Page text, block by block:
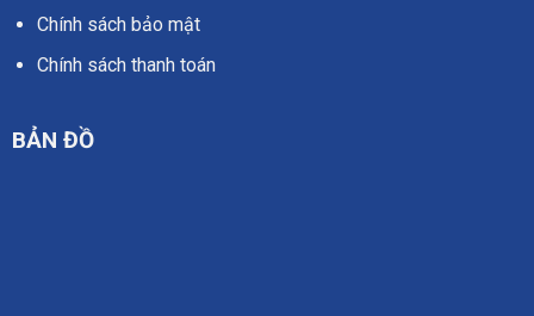
Chính sách bảo mật
Chính sách thanh toán
BẢN ĐỒ